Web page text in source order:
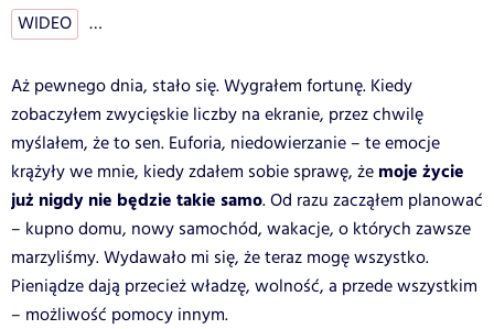
WIDEO …
Aż pewnego dnia, stało się. Wygrałem fortunę. Kiedy
zobaczyłem zwycięskie liczby na ekranie, przez chwilę
myślałem, że to sen. Euforia, niedowierzanie – te emocje
krążyły we mnie, kiedy zdałem sobie sprawę, że moje życie
już nigdy nie będzie takie samo. Od razu zacząłem planować
– kupno domu, nowy samochód, wakacje, o których zawsze
marzyliśmy. Wydawało mi się, że teraz mogę wszystko.
Pieniądze dają przecież władzę, wolność, a przede wszystkim
– możliwość pomocy innym.